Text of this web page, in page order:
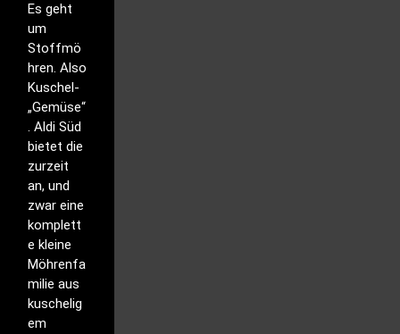
Es geht
um
Stoffmö
hren. Also
Kuschel-
„Gemüse“
. Aldi Süd
bietet die
zurzeit
an, und
zwar eine
komplett
e kleine
Möhrenfa
milie aus
kuschelig
em